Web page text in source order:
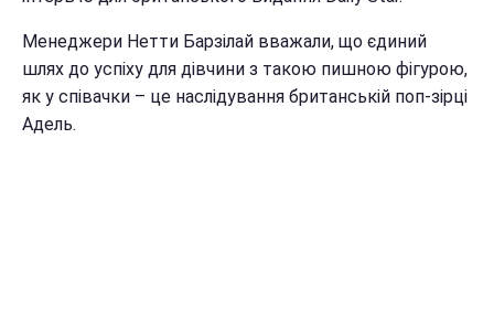
Менеджери Нетти Барзілай вважали, що єдиний
шлях до успіху для дівчини з такою пишною фігурою,
як у співачки – це наслідування британській поп-зірці
Адель.